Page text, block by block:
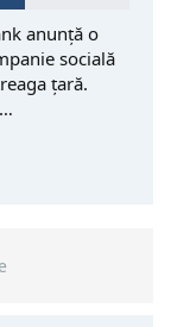
anunță o
socială
țară.